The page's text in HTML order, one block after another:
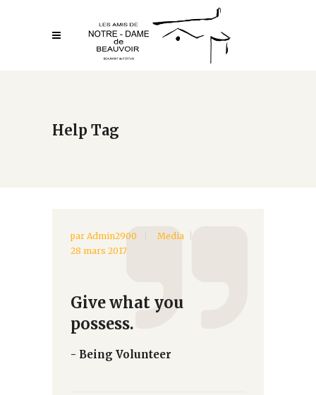
Help Tag
par Admin2900
Media
28 mars 2017
Give what you
possess.
- Being Volunteer